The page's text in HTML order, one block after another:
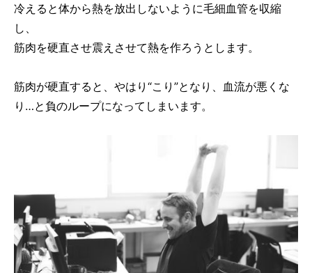
冷えると体から熱を放出しないように毛細血管を収縮
し、
筋肉を硬直させ震えさせて熱を作ろうとします。
筋肉が硬直すると、やはり“こり”となり、血流が悪くな
り…と負のループになってしまいます。